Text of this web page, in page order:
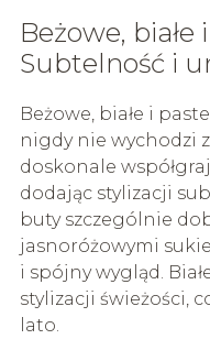
Beżowe,
Subtelność i
Beżowe, białe i
nigdy nie wychodzi
doskonale
dodając stylizacji
buty szczególnie
jasnoróżowymi
i spójny wygląd.
stylizacji świeżości,
lato.